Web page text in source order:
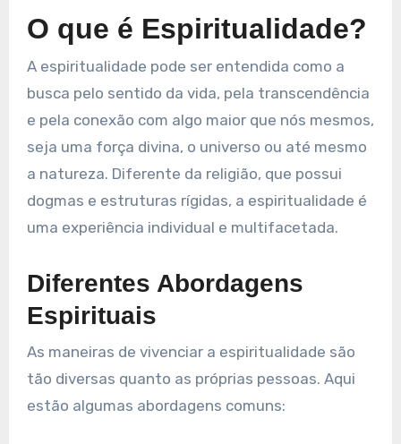
O que é Espiritualidade?
A espiritualidade pode ser entendida como a
busca pelo sentido da vida, pela transcendência
e pela conexão com algo maior que nós mesmos,
seja uma força divina, o universo ou até mesmo
a natureza. Diferente da religião, que possui
dogmas e estruturas rígidas, a espiritualidade é
uma experiência individual e multifacetada.
Diferentes Abordagens
Espirituais
As maneiras de vivenciar a espiritualidade são
tão diversas quanto as próprias pessoas. Aqui
estão algumas abordagens comuns: